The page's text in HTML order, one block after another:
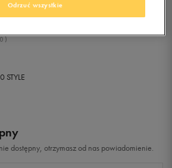
0 )
STYLE
dostępny, otrzymasz od nas powiadomienie.
Odrzuć wszystkie